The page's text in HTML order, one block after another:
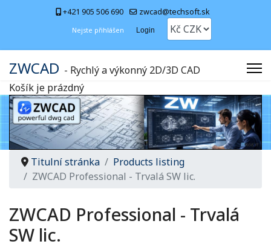
+421 905 506 690 zwcad@techsoft.sk
Nejste přihlášen Login
ZWCAD - Rychlý a výkonný 2D/3D CAD
Košík je prázdný
Titulní stránka
Products listing
ZWCAD Professional - Trvalá SW lic.
ZWCAD Professional - Trvalá
SW lic.